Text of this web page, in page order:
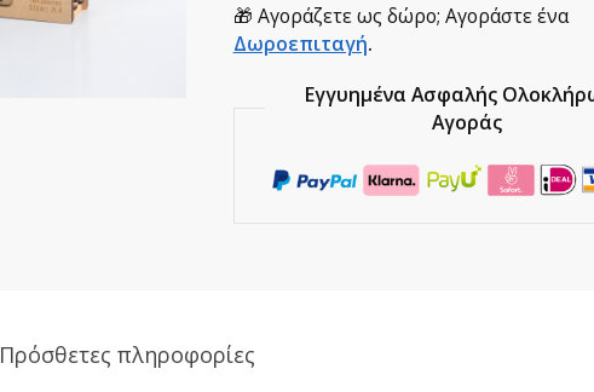
🎁 Αγοράζετε ως δώρο; Αγοράστε ένα
Δωροεπιταγή.
Εγγυημένα Ασφαλής
Αγοράς
Πρόσθετες πληροφορίες